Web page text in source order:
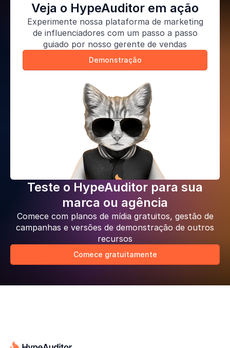
Veja o HypeAuditor em ação
Experimente nossa plataforma de marketing
de influenciadores com um passo a passo
guiado por nosso gerente de vendas
Demonstração
Teste o HypeAuditor para sua
marca ou agência
Comece com planos de mídia gratuitos, gestão de
campanhas e versões de demonstração de outros
recursos
Comece gratuitamente